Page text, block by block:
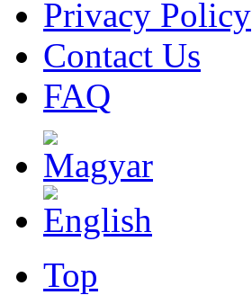
Privacy Policy
Contact Us
FAQ
Top